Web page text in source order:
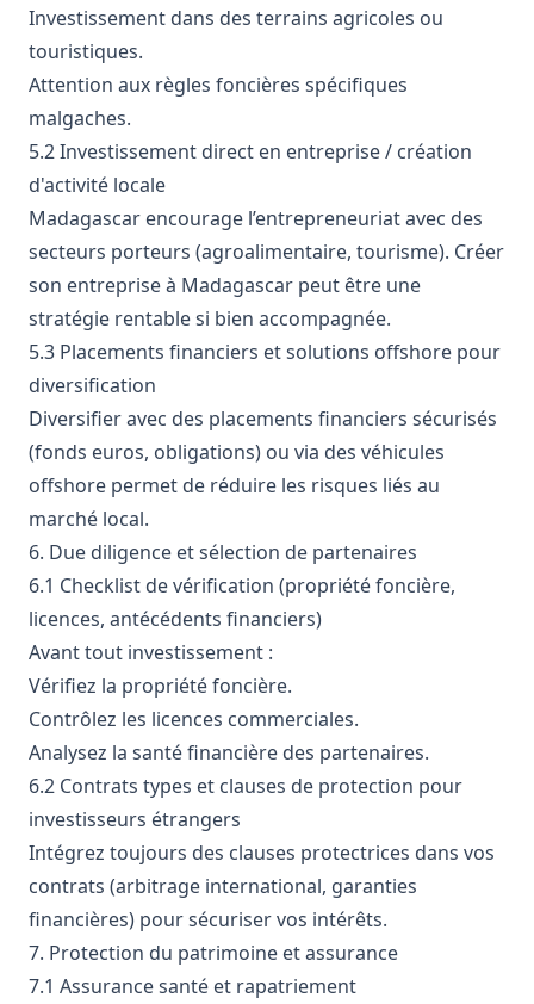
Investissement dans des terrains agricoles ou
touristiques.
Attention aux règles foncières spécifiques
malgaches.
5.2 Investissement direct en entreprise / création
d'activité locale
Madagascar encourage l’entrepreneuriat avec des
secteurs porteurs (agroalimentaire, tourisme). Créer
son entreprise à Madagascar peut être une
stratégie rentable si bien accompagnée.
5.3 Placements financiers et solutions offshore pour
diversification
Diversifier avec des placements financiers sécurisés
(fonds euros, obligations) ou via des véhicules
offshore permet de réduire les risques liés au
marché local.
6. Due diligence et sélection de partenaires
6.1 Checklist de vérification (propriété foncière,
licences, antécédents financiers)
Avant tout investissement :
Vérifiez la propriété foncière.
Contrôlez les licences commerciales.
Analysez la santé financière des partenaires.
6.2 Contrats types et clauses de protection pour
investisseurs étrangers
Intégrez toujours des clauses protectrices dans vos
contrats (arbitrage international, garanties
financières) pour sécuriser vos intérêts.
7. Protection du patrimoine et assurance
7.1 Assurance santé et rapatriement